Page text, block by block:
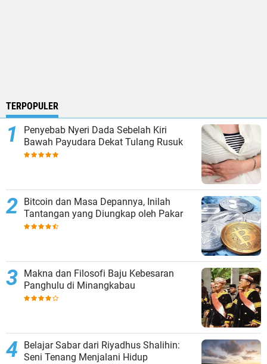
TERPOPULER
Penyebab Nyeri Dada Sebelah Kiri
Bawah Payudara Dekat Tulang Rusuk
Bitcoin dan Masa Depannya, Inilah
Tantangan yang Diungkap oleh Pakar
Makna dan Filosofi Baju Kebesaran
Panghulu di Minangkabau
Belajar Sabar dari Riyadhus Shalihin:
Seni Tenang Menjalani Hidup